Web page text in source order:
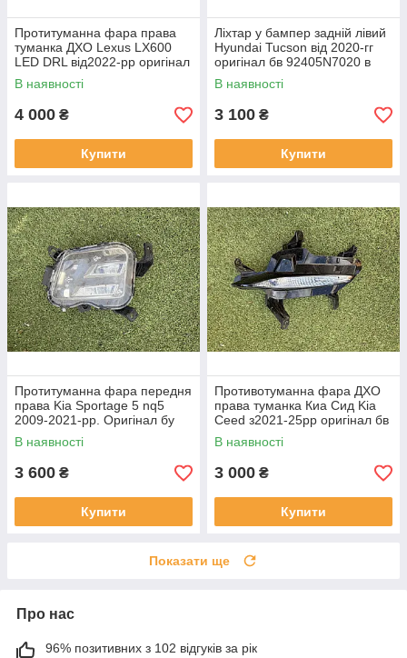
Протитуманна фара права
туманка ДХО Lexus LX600
LED DRL від2022-рр оригінал
бв відсутнє одно кріплення
В наявності
4 000 ₴
Купити
Ліхтар у бампер задній лівий
Hyundai Tucson від 2020-гг
оригінал бв 92405N7020 в
нормальному стані
В наявності
3 100 ₴
Купити
Протитуманна фара передня
права Kia Sportage 5 nq5
2009-2021-рр. Оригінал бу
92202R2000 проклеєна
тріщина скла в непомітному
місці
В наявності
3 600 ₴
Купити
Противотуманна фара ДХО
права туманка Киа Сид Kia
Ceed з2021-25рр оригінал бв
92207J7500 ціла
В наявності
3 000 ₴
Купити
Показати ще
Про нас
96% позитивних з 102 відгуків за рік